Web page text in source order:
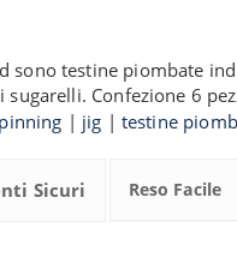
sono testine piombate
Confezione 6
| jig | testine
Sicuri Reso Facile